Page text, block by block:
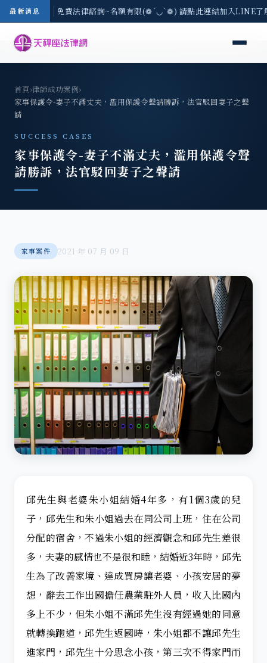
最新消息
-8/3(一) 現場免費法律諮詢~名額有限(❁´◡`❁) 請點此連結加入LINE
首頁›律師成功案例›
家事保護令-妻子不滿丈夫，濫用保護令聲請勝訴，法官駁回妻子之聲
請
SUCCESS CASES
家事保護令-妻子不滿丈夫，濫用保護令聲
請勝訴，法官駁回妻子之聲請
家事案件 2021 年 07 月 09 日
邱先生與老婆朱小姐結婚4年多，有1個3歲的兒
子，邱先生和朱小姐過去在同公司上班，住在公司
分配的宿舍，不過朱小姐的經濟觀念和邱先生差很
多，夫妻的感情也不是很和睦，結婚近3年時，邱先
生為了改善家境、達成買房讓老婆、小孩安居的夢
想，辭去工作出國擔任農業駐外人員，收入比國內
多上不少，但朱小姐不滿邱先生沒有經過她的同意
就轉換跑道，邱先生返國時，朱小姐都不讓邱先生
進家門，邱先生十分思念小孩，第三次不得家門而